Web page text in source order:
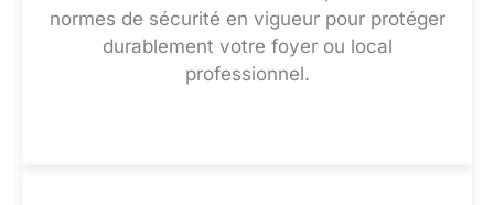
normes de sécurité en vigueur pour protéger
durablement votre foyer ou local
professionnel.